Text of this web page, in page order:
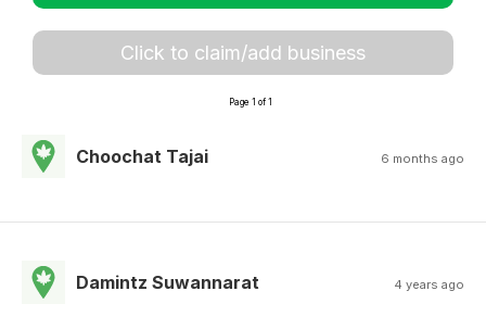
Click to claim/add business
Page 1 of 1
Choochat Tajai 6 months ago
Damintz Suwannarat 4 years ago